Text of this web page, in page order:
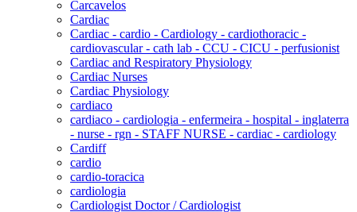
Carcavelos
Cardiac
Cardiac - cardio - Cardiology - cardiothoracic -
cardiovascular - cath lab - CCU - CICU - perfusionist
Cardiac and Respiratory Physiology
Cardiac Nurses
Cardiac Physiology
cardiaco
cardiaco - cardiologia - enfermeira - hospital - inglaterra
- nurse - rgn - STAFF NURSE - cardiac - cardiology
Cardiff
cardio
cardio-toracica
cardiologia
Cardiologist Doctor / Cardiologist